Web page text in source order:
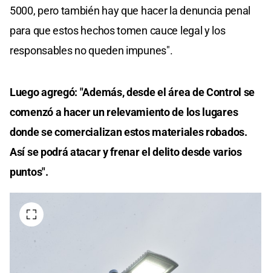
5000, pero también hay que hacer la denuncia penal
para que estos hechos tomen cauce legal y los
responsables no queden impunes".
Luego agregó: "Además, desde el área de Control se
comenzó a hacer un relevamiento de los lugares
donde se comercializan estos materiales robados.
Así se podrá atacar y frenar el delito desde varios
puntos".